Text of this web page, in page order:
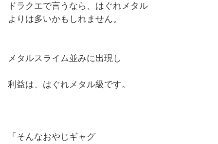
ドラクエで言うなら、はぐれメタル
よりは多いかもしれません。
メタルスライム並みに出現し
利益は、はぐれメタル級です。
「そんなおやじギャグ